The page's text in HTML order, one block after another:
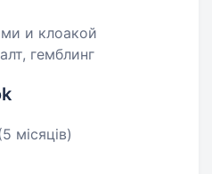
и клоакой
гемблинг
місяців)